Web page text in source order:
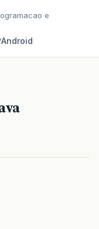
e
Android